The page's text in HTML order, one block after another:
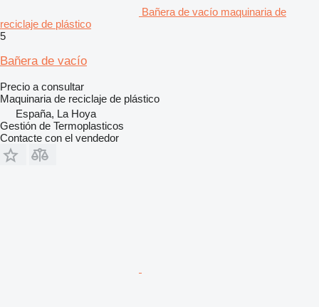
Bañera de vacío maquinaria de
reciclaje de plástico
5
Bañera de vacío
Precio a consultar
Maquinaria de reciclaje de plástico
España, La Hoya
Gestión de Termoplasticos
Contacte con el vendedor